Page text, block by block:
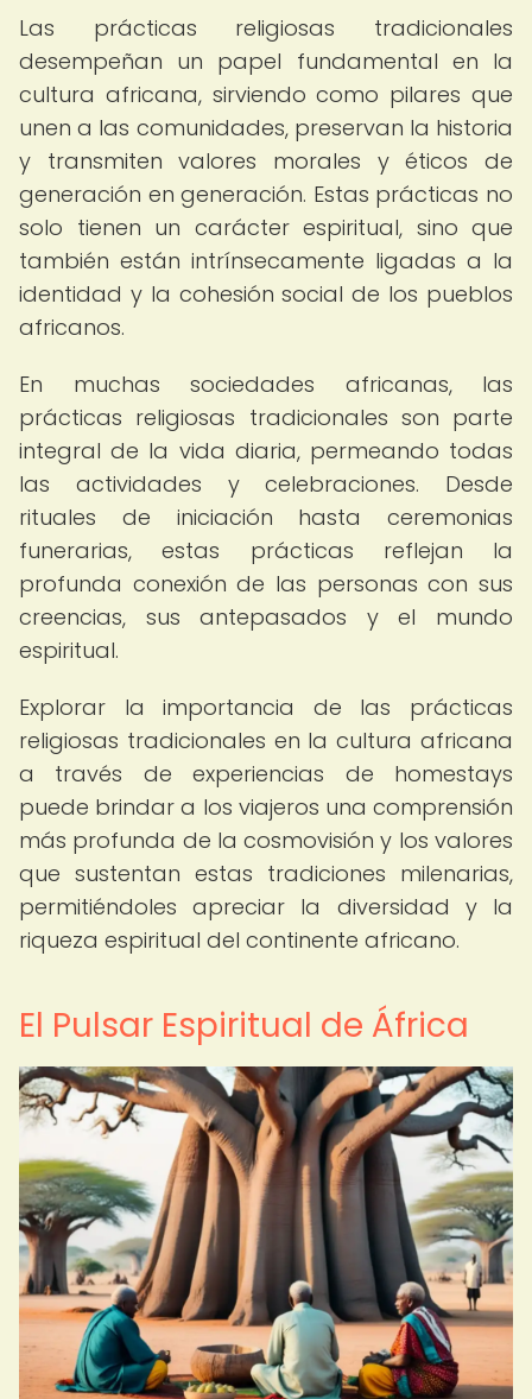
Las prácticas religiosas tradicionales
desempeñan un papel fundamental en la
cultura africana, sirviendo como pilares que
unen a las comunidades, preservan la historia
y transmiten valores morales y éticos de
generación en generación. Estas prácticas no
solo tienen un carácter espiritual, sino que
también están intrínsecamente ligadas a la
identidad y la cohesión social de los pueblos
africanos.
En muchas sociedades africanas, las
prácticas religiosas tradicionales son parte
integral de la vida diaria, permeando todas
las actividades y celebraciones. Desde
rituales de iniciación hasta ceremonias
funerarias, estas prácticas reflejan la
profunda conexión de las personas con sus
creencias, sus antepasados y el mundo
espiritual.
Explorar la importancia de las prácticas
religiosas tradicionales en la cultura africana
a través de experiencias de homestays
puede brindar a los viajeros una comprensión
más profunda de la cosmovisión y los valores
que sustentan estas tradiciones milenarias,
permitiéndoles apreciar la diversidad y la
riqueza espiritual del continente africano.
El Pulsar Espiritual de África